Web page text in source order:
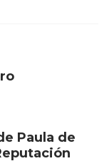
Paula de